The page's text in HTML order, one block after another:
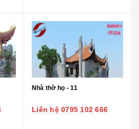
Nhà thờ họ - 11
Liên hệ 0795 102 666